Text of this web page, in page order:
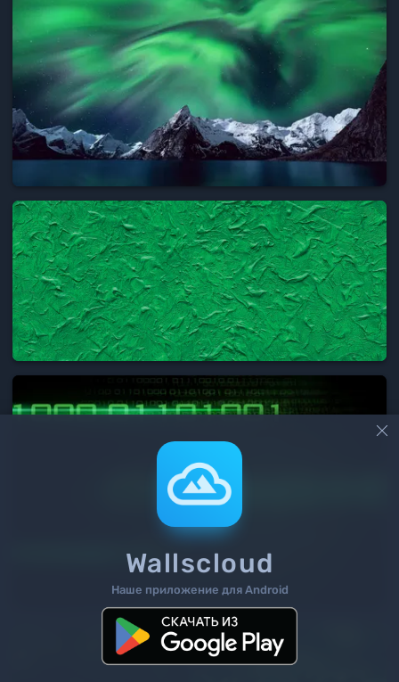
/ 7

Wallscloud
Наше приложение для Android